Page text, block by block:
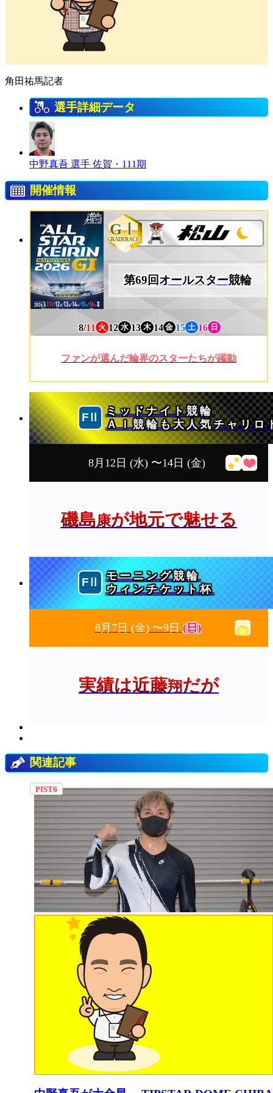
角田祐馬記者
選手詳細データ
中野真吾 選手 佐賀・111期
開催情報
GⅠ
GRADERACE
第69回オールスター競輪
8/11 火 12 水 13 木 14 金 15 土 16 日
ファンが選んだ輪界のスターたちが躍動
ミッドナイト競輪
ＡＩ競輪も大人気チャリロ
8月12日 (水)〜14日 (金)
磯島康が地元で魅せる
モーニング競輪
ウィンチケット杯
8月7日 (金)〜9日(日)
実績は近藤翔だが
関連記事